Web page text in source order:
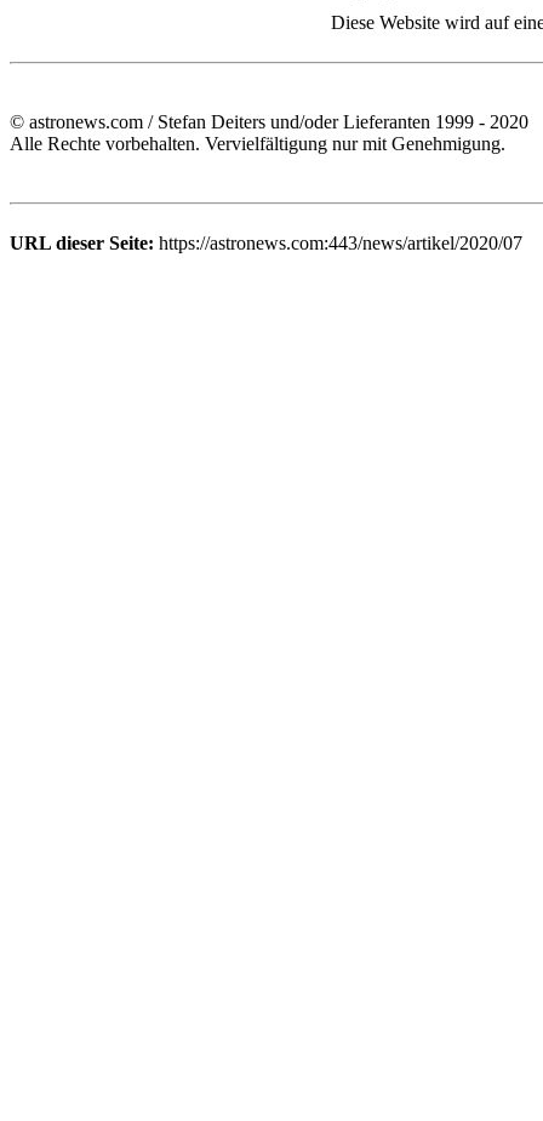
Diese Website wird auf
© astronews.com / Stefan Deiters und/oder Lieferanten 1999 - 2020
Alle Rechte vorbehalten. Vervielfältigung nur mit Genehmigung.
URL dieser Seite: https://astronews.com:443/news/artikel/2020/07